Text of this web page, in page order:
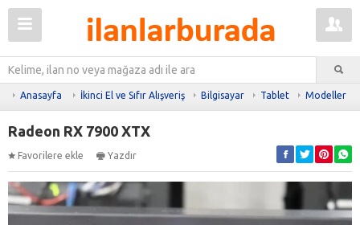
Anasayfa İkinci El ve Sıfır Alışveriş Bilgisayar Tablet Modeller
Radeon RX 7900 XTX
Favorilere ekle Yazdır